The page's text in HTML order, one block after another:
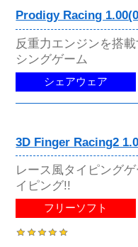
Prodigy Racing
反重力エンジンを搭
シングゲーム
シェアウェア
3D Finger Racing2
レース風タイピング
イピング!!
フリーソフト